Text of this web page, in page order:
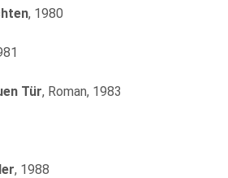
, 1980
Tür, Roman, 1983
, 1988